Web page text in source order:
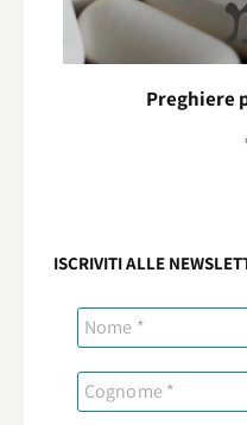
Preghiere
ISCRIVITI ALLE